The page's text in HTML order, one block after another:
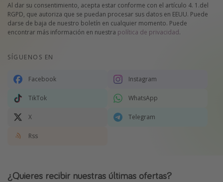
Al dar su consentimiento, acepta estar conforme con el artículo 4. 1.del
RGPD, que autoriza que se puedan procesar sus datos en EEUU. Puede
darse de baja de nuestro boletín en cualquier momento. Puede
encontrar más información en nuestra política de privacidad.
SÍGUENOS EN
Facebook Instagram
TikTok WhatsApp
X Telegram
Rss
¿Quieres recibir nuestras últimas ofertas?